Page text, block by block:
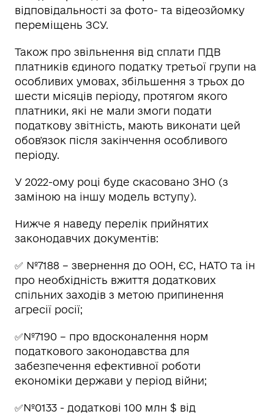
відповідальності за фото- та відеозйомку
переміщень ЗСУ.
Також про звільнення від сплати ПДВ
платників єдиного податку третьої групи на
особливих умовах, збільшення з трьох до
шести місяців періоду, протягом якого
платники, які не мали змоги подати
податкову звітність, мають виконати цей
обов'язок після закінчення особливого
періоду.
У 2022-ому році буде скасовано ЗНО (з
заміною на іншу модель вступу).
Нижче я наведу перелік прийнятих
законодавчих документів:
✅ №7188 – звернення до ООН, ЄС, НАТО та ін
про необхідність вжиття додаткових
спільних заходів з метою припинення
агресії росії;
✅№7190 – про вдосконалення норм
податкового законодавства для
забезпечення ефективної роботи
економіки держави у період війни;
✅№0133 - додаткові 100 млн $ від